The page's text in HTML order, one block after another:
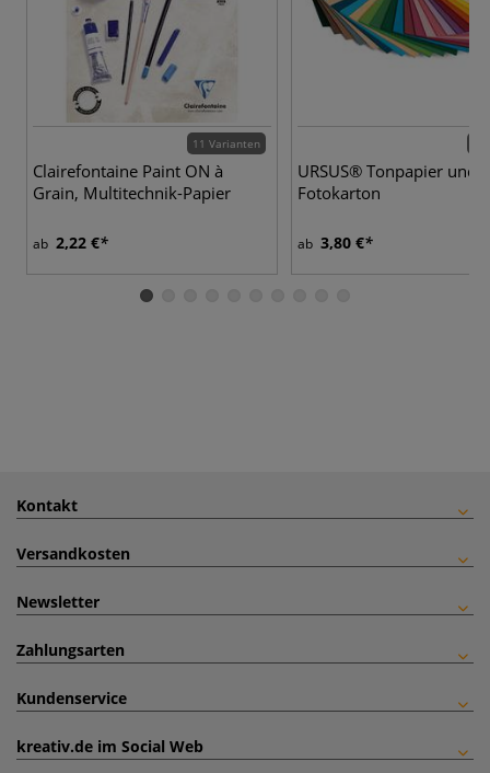
11 Varianten
Clairefontaine Paint ON à
Grain, Multitechnik-Papier
ab 2,22 €
URSUS® Tonpapier und
Fotokarton
ab 3,80 €
Kontakt
Versandkosten
Newsletter
Zahlungsarten
Kundenservice
kreativ.de im Social Web